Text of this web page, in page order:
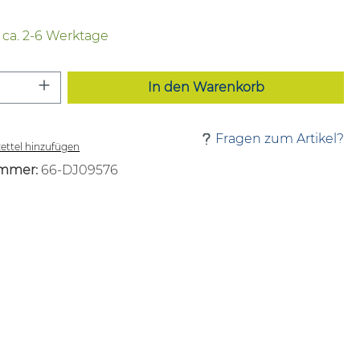
2-6 Werktage
Anzahl: Gib den gewünschten Wert
In den Warenkorb
hinzufügen
Fragen zum Artikel?
66-DJ09576